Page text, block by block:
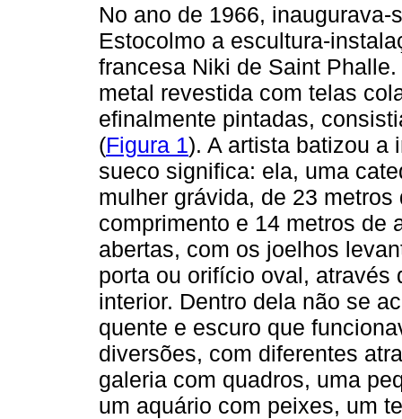
No ano de 1966,
Estocolmo a escultura-
francesa Niki de Saint
metal revestida com telas
efinalmente pintadas,
(Figura 1). A artista batizou a
sueco significa: ela, uma
mulher grávida, de 23
comprimento e 14 metros de
abertas, com os joelhos
porta ou orifício oval, através
interior. Dentro dela não se
quente e escuro que
diversões, com diferentes
galeria com quadros, uma
um aquário com peixes, um